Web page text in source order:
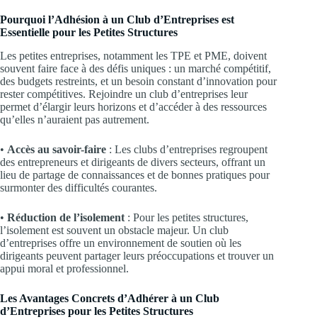
Pourquoi l’Adhésion à un Club d’Entreprises est
Essentielle pour les Petites Structures
Les petites entreprises, notamment les TPE et PME, doivent
souvent faire face à des défis uniques : un marché compétitif,
des budgets restreints, et un besoin constant d’innovation pour
rester compétitives. Rejoindre un club d’entreprises leur
permet d’élargir leurs horizons et d’accéder à des ressources
qu’elles n’auraient pas autrement.
• Accès au savoir-faire : Les clubs d’entreprises regroupent
des entrepreneurs et dirigeants de divers secteurs, offrant un
lieu de partage de connaissances et de bonnes pratiques pour
surmonter des difficultés courantes.
• Réduction de l’isolement : Pour les petites structures,
l’isolement est souvent un obstacle majeur. Un club
d’entreprises offre un environnement de soutien où les
dirigeants peuvent partager leurs préoccupations et trouver un
appui moral et professionnel.
Les Avantages Concrets d’Adhérer à un Club
d’Entreprises pour les Petites Structures